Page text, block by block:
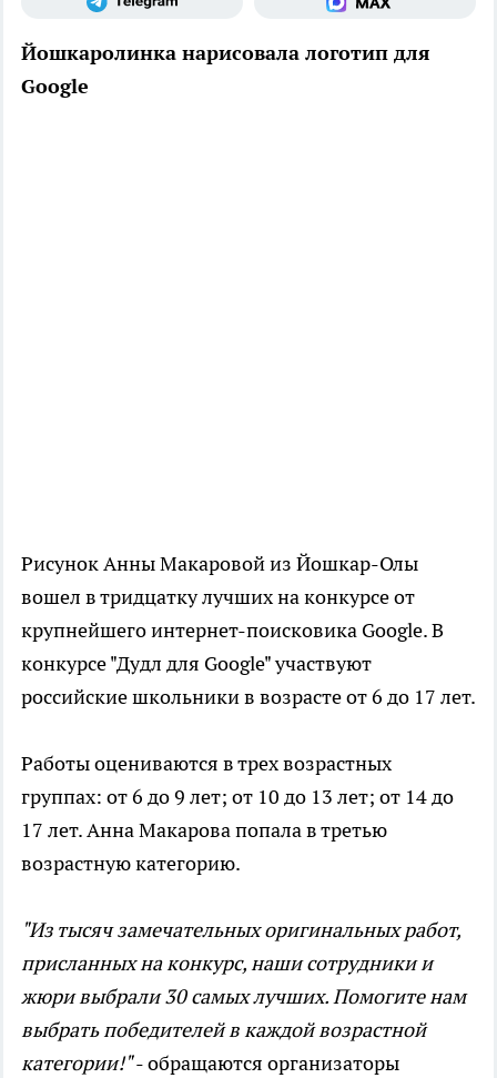
Йошкаролинка нарисовала логотип для
Google
Рисунок Анны Макаровой из Йошкар-Олы
вошел в тридцатку лучших на конкурсе от
крупнейшего интернет-поисковика Google. В
конкурсе "Дудл для Google" участвуют
российские школьники в возрасте от 6 до 17 лет.
Работы оцениваются в трех возрастных
группах: от 6 до 9 лет; от 10 до 13 лет; от 14 до
17 лет. Анна Макарова попала в третью
возрастную категорию.
"Из тысяч замечательных оригинальных работ,
присланных на конкурс, наши сотрудники и
жюри выбрали 30 самых лучших. Помогите нам
выбрать победителей в каждой возрастной
категории!"- обращаются организаторы